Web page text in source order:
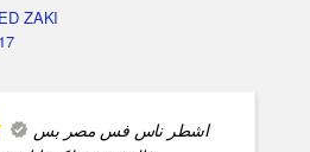
ZAKI
اشطر ناس فس مصر بس